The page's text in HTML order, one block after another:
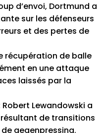
d’envoi, Dortmund a
sur les défenseurs
et des pertes de
récupération de balle
en une attaque
laissés par la
Robert Lewandowski a
de transitions
gegenpressing.